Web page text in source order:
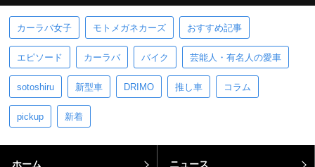
カーラバ女子 モトメガネカーズ おすすめ記事
エピソード カーラバ バイク 芸能人・有名人の愛車
sotoshiru 新型車 DRIMO 推し車 コラム
pickup 新着
ホーム ニュース